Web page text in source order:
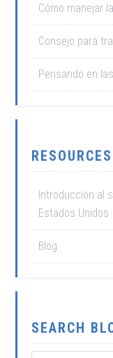
Cómo manejar
Consejo para
Pensando en
RESOURCES
Introducción al
Estados Unidos
Blog
SEARCH